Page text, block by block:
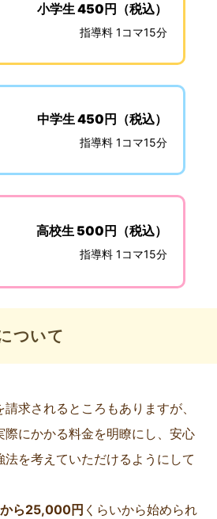
小学生 450円（税込）
指導料 1コマ15分
中学生 450円（税込）
指導料 1コマ15分
高校生 500円（税込）
指導料 1コマ15分
ついて
求されるところもありますが、
際にかかる料金を明瞭にし、安心
法を考えていただけるようにして
ら25,000円 くらいから始められ